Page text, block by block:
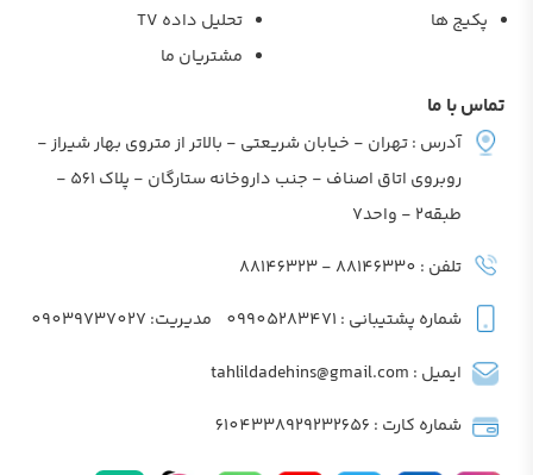
پکیج ها
تحلیل داده TV
مشتریان ما
تماس با ما
آدرس : تهران - خیابان شریعتی - بالاتر از متروی بهار شیراز -
روبروی اتاق اصناف - جنب داروخانه ستارگان - پلاک 561 -
طبقه2 - واحد7
تلفن : 88146330 - 88146323
شماره پشتیبانی : 09905283471 مدیریت: 09039737027
ایمیل : tahlildadehins@gmail.com
شماره کارت : 6104338929232656